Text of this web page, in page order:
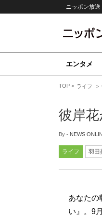
ニッポン放送
エンタメ
TOP ライフ
彼岸
By - NEWS
ライフ 羽田
あなたの
い』。9